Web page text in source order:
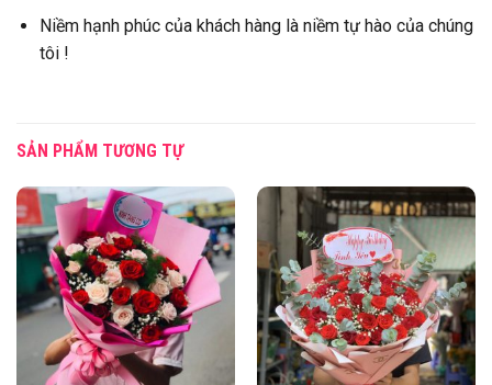
Niềm hạnh phúc của khách hàng là niềm tự hào của chúng
tôi !
SẢN PHẨM TƯƠNG TỰ